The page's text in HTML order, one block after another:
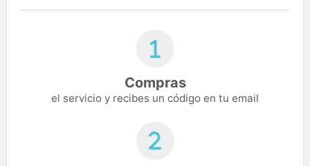
Compras
el servicio y recibes un código en tu email